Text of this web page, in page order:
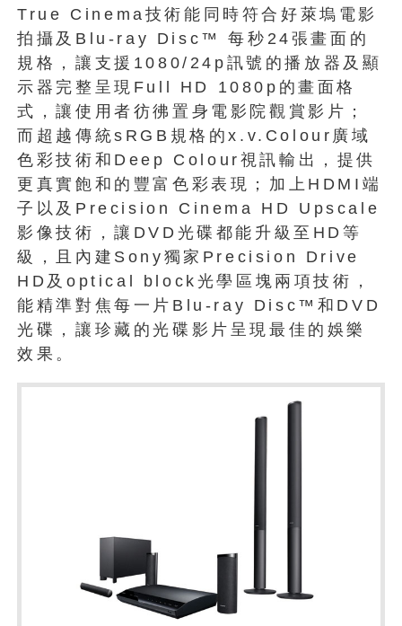
True Cinema技術能同時符合好萊塢電影
拍攝及Blu-ray Disc™ 每秒24張畫面的
規格，讓支援1080/24p訊號的播放器及顯
示器完整呈現Full HD 1080p的畫面格
式，讓使用者彷彿置身電影院觀賞影片；
而超越傳統sRGB規格的x.v.Colour廣域
色彩技術和Deep Colour視訊輸出，提供
更真實飽和的豐富色彩表現；加上HDMI端
子以及Precision Cinema HD Upscale
影像技術，讓DVD光碟都能升級至HD等
級，且內建Sony獨家Precision Drive
HD及optical block光學區塊兩項技術，
能精準對焦每一片Blu-ray Disc™和DVD
光碟，讓珍藏的光碟影片呈現最佳的娛樂
效果。